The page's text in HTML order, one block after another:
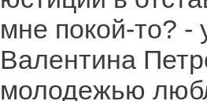
мне покой-то? -
Валентина
молодежью